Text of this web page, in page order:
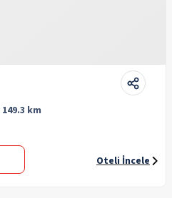
149.3 km
Oteli İncele